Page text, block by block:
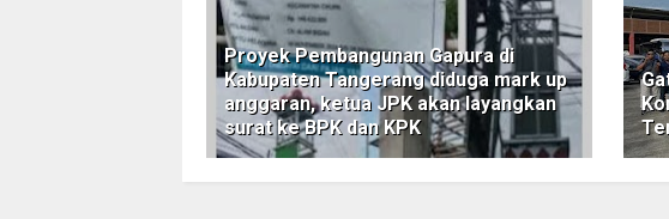
Proyek Pembangunan Gapura di
Kabupaten Tangerang diduga mark up
anggaran, ketua JPK akan layangkan
surat ke BPK dan KPK